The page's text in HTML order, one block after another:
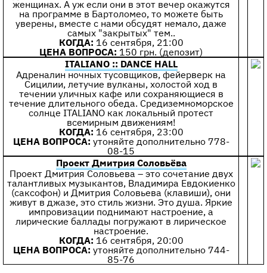
женщинах. А уж если они в этот вечер окажутся
на программе в Бартоломео, то можете быть
уверены, вместе с нами обсудят немало, даже
самых "закрытых" тем..
КОГДА: 16 сентября, 21:00
ЦЕНА ВОПРОСА: 150 грн. (депозит)
ITALIANO :: DANCE HALL
Адреналин ночных тусовщиков, фейерверк на
Сицилии, летучие вулканы, холостой ход в
течении уличных кафе или сохраняющиеся в
течение длительного обеда. Средиземноморское
солнце ITALIANO как локальный протест
всемирным движениям!
КОГДА:16 сентября, 23:00
ЦЕНА ВОПРОСА: утоняйте дополнительно 778-
08-15
Проект Дмитрия Соловьёва
Проект Дмитрия Соловьева – это сочетание двух
талантливых музыкантов, Владимира Евдокиенко
(саксофон) и Дмитрия Соловьева (клавиши), они
живут в джазе, это стиль жизни. Это душа. Яркие
импровизации поднимают настроение, а
лирические баллады погружают в лирическое
настроение.
КОГДА: 16 сентября, 20:00
ЦЕНА ВОПРОСА: утоняйте дополнительно 744-
85-76